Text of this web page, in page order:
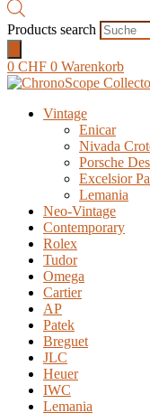
Products search
0 CHF 0 Warenkorb
Vintage
Enicar
Nivada
Porsche
Excelsior
Lemania
Neo-Vintage
Contemporary
Rolex
Tudor
Omega
Cartier
AP
Patek
Breguet
JLC
Heuer
IWC
Lemania